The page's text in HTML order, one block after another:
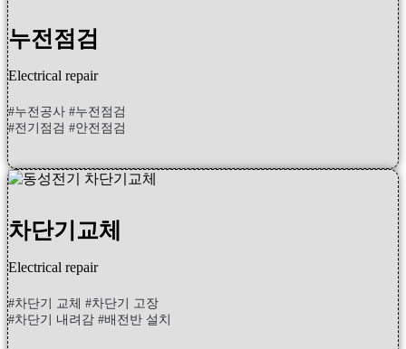
누전점검
Electrical repair
#누전공사 #누전점검
#전기점검 #안전점검
차단기교체
Electrical repair
#차단기 교체 #차단기 고장
#차단기 내려감 #배전반 설치